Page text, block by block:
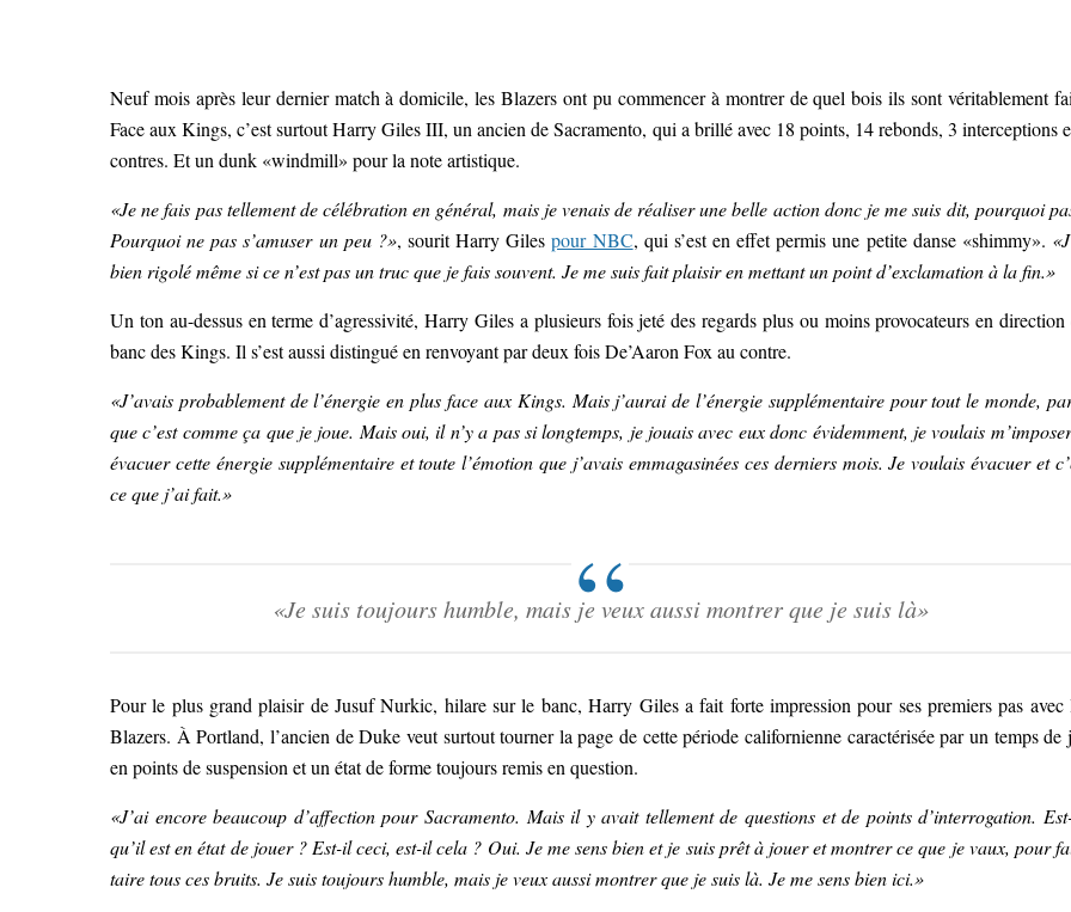
Neuf mois après leur dernier match à domicile, les Blazers ont pu commencer à montrer de quel bois ils sont véritablement
Face aux Kings, c’est surtout Harry Giles III, un ancien de Sacramento, qui a brillé avec 18 points, 14 rebonds, 3 interceptions
contres. Et un dunk «windmill» pour la note artistique.
«Je ne fais pas tellement de célébration en général, mais je venais de réaliser une belle action donc je me suis dit, pourquoi
Pourquoi ne pas s’amuser un peu ?», sourit Harry Gilespour NBC, qui s’est en effet permis une petite danse «shimmy».
bien rigolé même si ce n’est pas un truc que je fais souvent. Je me suis fait plaisir en mettant un point d’exclamation à la fin.»
Un ton au-dessus en terme d’agressivité, Harry Giles a plusieurs fois jeté des regards plus ou moins provocateurs en direction
banc des Kings. Il s’est aussi distingué en renvoyant par deux fois De’Aaron Fox au contre.
«J’avais probablement de l’énergie en plus face aux Kings. Mais j’aurai de l’énergie supplémentaire pour tout le monde,
que c’est comme ça que je joue. Mais oui, il n’y a pas si longtemps, je jouais avec eux donc évidemment, je voulais
évacuer cette énergie supplémentaire et toute l’émotion que j’avais emmagasinées ces derniers mois. Je voulais évacuer et
ce que j’ai fait.»
«Je suis toujours humble, mais je veux aussi montrer que je suis là»
Pour le plus grand plaisir de Jusuf Nurkic, hilare sur le banc, Harry Giles a fait forte impression pour ses premiers pas avec
Blazers. À Portland, l’ancien de Duke veut surtout tourner la page de cette période californienne caractérisée par un temps de
en points de suspension et un état de forme toujours remis en question.
«J’ai encore beaucoup d’affection pour Sacramento. Mais il y avait tellement de questions et de points d’interrogation.
qu’il est en état de jouer ? Est-il ceci, est-il cela ? Oui. Je me sens bien et je suis prêt à jouer et montrer ce que je vaux, pour
taire tous ces bruits. Je suis toujours humble, mais je veux aussi montrer que je suis là. Je me sens bien ici.»